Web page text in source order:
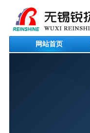
网站首页